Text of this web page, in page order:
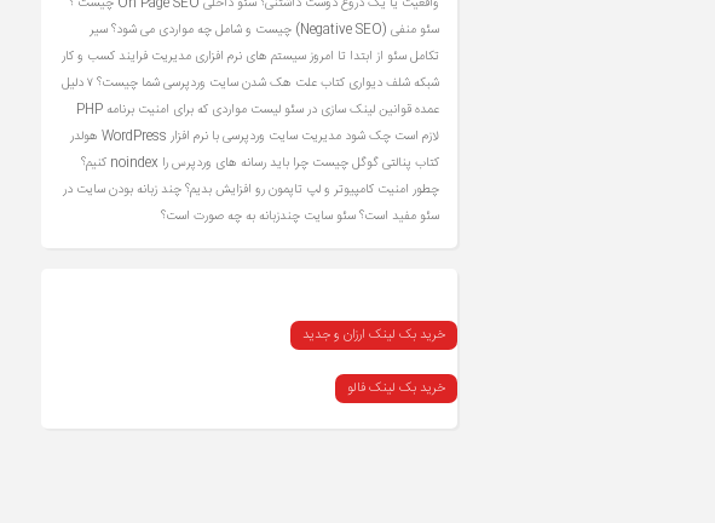
سئو منفی (Negative SEO) چیست و شامل چه مواردی می شود؟
سیر
تکامل سئو از ابتدا تا امروز سیستم های نرم افزاری مدیریت فرایند کسب و کار
شبکهشلف دیواری کتاب
علت هک شدن سایت وردپرسی شما چیست؟ ۷ دلیل
عمدهقوانین لینک سازی در سئو
لیست مواردی که برای امنیت برنامه PHP
لازم است چک شود مدیریت سایت وردپرسی با نرم افزار WordPress
هولدر
کتاب پنالتی گوگل چیست چرا باید رسانه های وردپرس را noindex کنیم؟
چطور امنیت کامپیوتر و لپ تاپمون رو افزایش بدیم؟چند زبانه بودن سایت در
سئو مفید است؟ سئو سایت چندزبانه به چه صورت است؟
خرید بک لینک ارزان و جدید
خرید بک لینک فالو